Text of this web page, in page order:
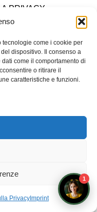
tecnologie come i cookie per
dispositivo. Il consenso a
come il comportamento di
o ritirare il
caratteristiche e funzioni.
Privacy Imprint
PRIVACY
DATI: GUIDA GDPR
SULLA
E
(UE)
IPPOCRATE SRL MEDIANTE IL SERVIZIO
1
con i docenti